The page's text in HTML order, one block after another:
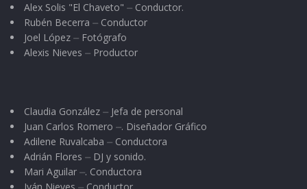
Alex Solis "El Chaveto" ⏤ Conductor.
Rubén Becerra ⏤ Conductor
Joel López ⏤ Fotógrafo
Alexis Nieves ⏤ Productor
Claudia González ⏤ Jefa de personal
Juan Carlos Romero ⏤. Diseñador Gráfico
Adilene Ruvalcaba ⏤ Conductora
Adrián Flores ⏤ DJ y sonido.
Mari Aguilar ⏤. Conductora